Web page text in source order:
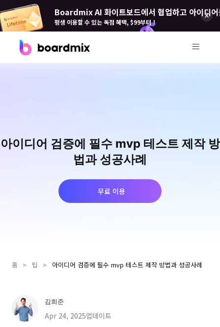
Boardmix AI 화이트보드에서 협업하고 아이디
평생 이용할 수 있는 독점 혜택, $99부터！
Boardmix 개발자 플랫폼
Boardmix AI
Pixso(픽소)
솔루션
마인드맵
SMART 목표 설정
아이디어 검증에 필수 mvp 테스트 제작 방
법과 성공사례
무료 이용
홈 > 팁 > 아이디어 검증에 필수 mvp 테스트 제작 방법과 성공사례
김희준
Apr 24, 2025업데이트